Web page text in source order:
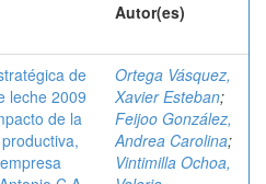
Autor(es)
de
leche 2009
de la
Ortega Vásquez,
Xavier Esteban;
Feijoo González,
Andrea Carolina;
Vintimilla Ochoa,